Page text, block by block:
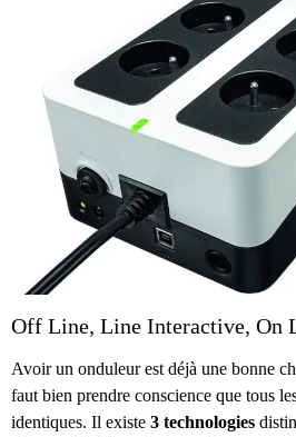
Off Line, Line Interactive, On
Avoir un onduleur est déjà une bonne
faut bien prendre conscience que tous
identiques. Il existe 3 technologies